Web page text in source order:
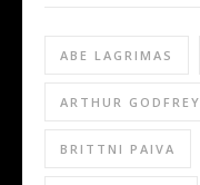
ABE LAGRIMAS
ARTHUR GODFREY
BRITTNI PAIVA